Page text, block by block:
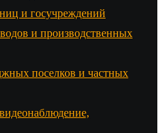
и госучреждений
и производственных
поселков и частных